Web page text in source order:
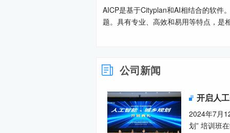
AICP是基于Cityplan和AI相结合的软件
题。具有专业、高效和易用等特点，是
公司新闻
2024年7月
划” 培训班